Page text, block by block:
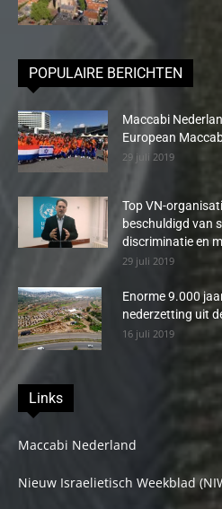
POPULAIRE BERICHTEN
Maccabi
European
29 juli 2019
Top VN-
beschuldigd van
discriminatie en
29 juli 2019
Enorme 9.000
nederzetting uit
16 juli 2019
Links
Maccabi Nederland
Nieuw Israelietisch Weekblad